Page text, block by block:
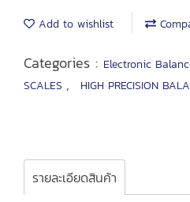
Add to wishlist
Categories : Electronic
SCALES , HIGH PRECISION
รายละเอียดสินค้า